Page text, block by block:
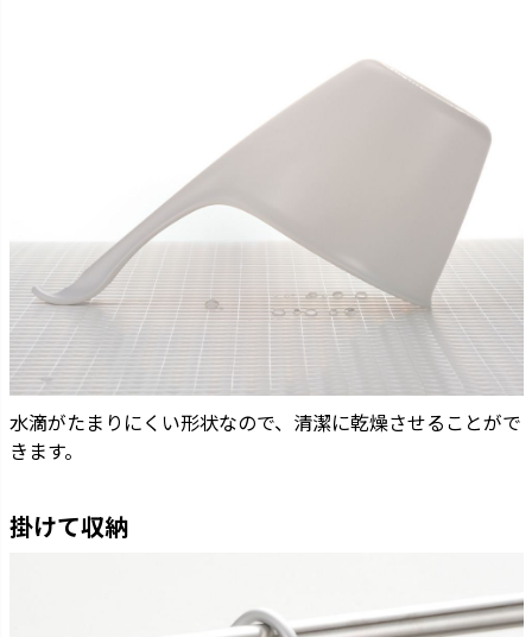
水滴がたまりにくい形状なので、清潔に乾燥させることがで
きます。
掛けて収納